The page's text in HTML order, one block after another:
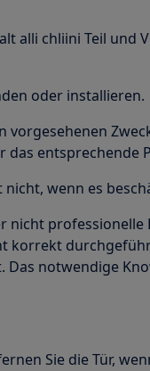
alli chliini Teil und
oder installieren.
vorgesehenen
das entsprechende
wenn es
nicht professionelle
korrekt
notwendige
Sie die Tür,